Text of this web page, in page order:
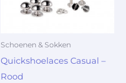
Schoenen & Sokken
Quickshoelaces Casual –
Rood